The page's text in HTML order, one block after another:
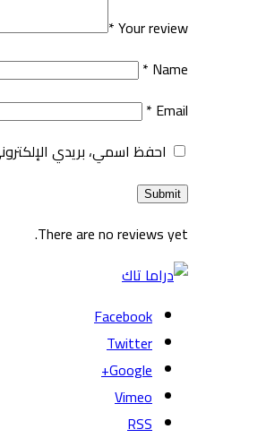
Your review
*
Name
*
Email
*
احفظ اسمي، بريدي
There are no reviews yet.
Facebook
Twitter
Google+
Vimeo
RSS